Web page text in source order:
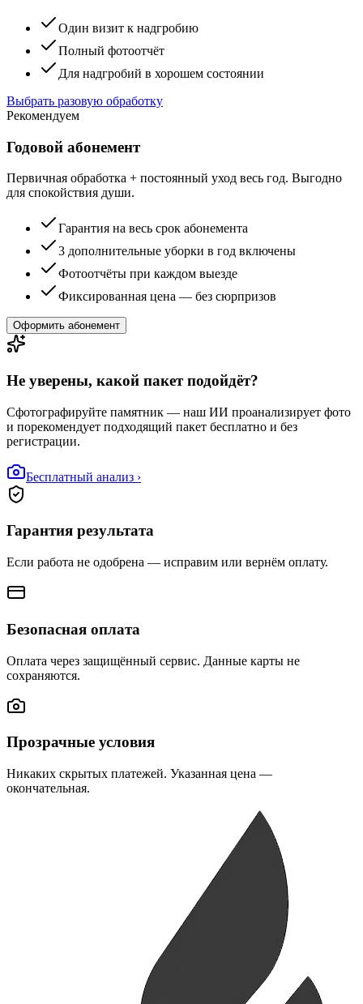
Один визит к надгробию
Полный фотоотчёт
Для надгробий в хорошем состоянии
Выбрать разовую обработку
Рекомендуем
Годовой абонемент
Первичная обработка + постоянный уход весь год. Выгодно
для спокойствия души.
Гарантия на весь срок абонемента
3 дополнительные уборки в год включены
Фотоотчёты при каждом выезде
Фиксированная цена — без сюрпризов
Оформить абонемент
Не уверены, какой пакет подойдёт?
Сфотографируйте памятник — наш ИИ проанализирует фото
и порекомендует подходящий пакет бесплатно и без
регистрации.
Бесплатный анализ ›
Гарантия результата
Если работа не одобрена — исправим или вернём оплату.
Безопасная оплата
Оплата через защищённый сервис. Данные карты не
сохраняются.
Прозрачные условия
Никаких скрытых платежей. Указанная цена —
окончательная.